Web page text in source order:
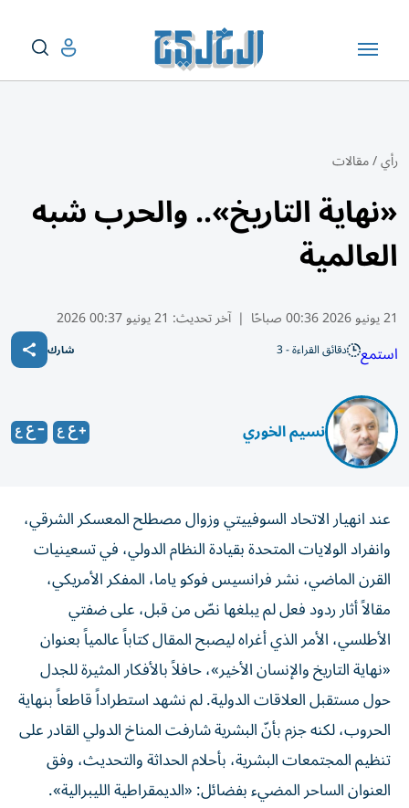
رأي/مقالات
«نهاية التاريخ».. والحرب شبه
العالمية
21 يونيو 2026 00:36 صباحًا | آخر تحديث: 21 يونيو 00:37 2026
استمع دقائق القراءة - 3 شارك
نسيم الخوري
عند انهيار الاتحاد السوفييتي وزوال مصطلح المعسكر الشرقي،
وانفراد الولايات المتحدة بقيادة النظام الدولي، في تسعينيات
القرن الماضي، نشر فرانسيس فوكو ياما، المفكر الأمريكي،
مقالاً أثار ردود فعل لم يبلغها نصّ من قبل، على ضفتي
الأطلسي، الأمر الذي أغراه ليصبح المقال كتاباً عالمياً بعنوان
«نهاية التاريخ والإنسان الأخير»، حافلاً بالأفكار المثيرة للجدل
حول مستقبل العلاقات الدولية. لم نشهد استطراداً قاطعاً بنهاية
الحروب، لكنه جزم بأنّ البشرية شارفت المناخ الدولي القادر على
تنظيم المجتمعات البشرية، بأحلام الحداثة والتحديث، وفق
العنوان الساحر المضيء بفضائل: «الديمقراطية الليبرالية».